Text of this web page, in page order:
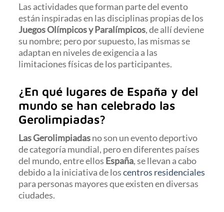
Las actividades que forman parte del evento
están inspiradas en las disciplinas propias de los
Juegos Olímpicos y Paralímpicos, de allí deviene
su nombre; pero por supuesto, las mismas se
adaptan en niveles de exigencia a las
limitaciones físicas de los participantes.
¿En qué lugares de España y del
mundo se han celebrado las
Gerolimpiadas?
Las Gerolimpiadasno son un evento deportivo
de categoría mundial, pero en diferentes países
del mundo, entre ellos España, se llevan a cabo
debido a la iniciativa de loscentros residenciales
para personas mayores que existen en diversas
ciudades.